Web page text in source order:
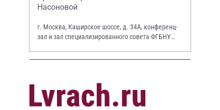
Насоновой
г. Москва, Каширское шоссе, д. 34А, конференц-
зал и зал специализированного совета ФГБНУ